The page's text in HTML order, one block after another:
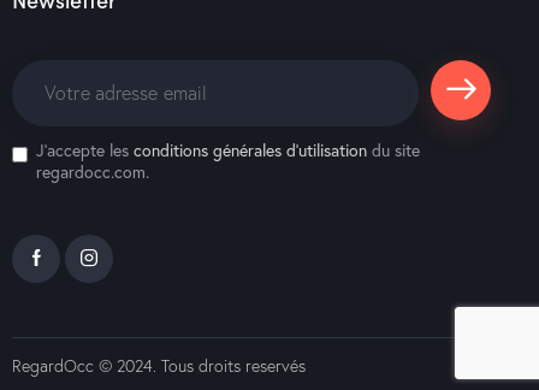
S'abonne
J'accepte les conditions générales d’utilisation du site
regardocc.com.
RegardOcc © 2024. Tous droits reservés